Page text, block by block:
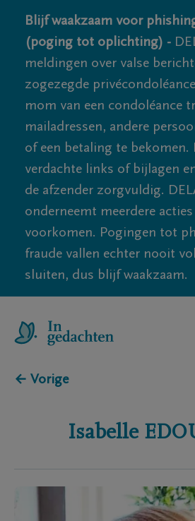
Blijf waakzaam voor
(poging tot oplichting) -
meldingen over valse
zogezegde
mom van een condoléance
mailadressen, andere
of een betaling te bekomen.
verdachte links of bijlagen
de afzender zorgvuldig.
onderneemt meerdere
voorkomen. Pogingen tot
fraude vallen echter nooit
sluiten, dus blijf waakzaam.
← Vorige
Isabelle